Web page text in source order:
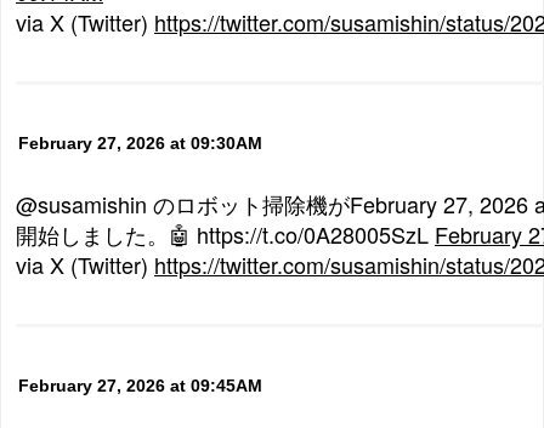
via X (Twitter) https://twitter.com/susamishin/status/
February 27, 2026 at 09:30AM
@susamishin のロボット掃除機がFebruary 27, 2026
開始しました。🤖 https://t.co/0A28005SzL February
via X (Twitter) https://twitter.com/susamishin/status/
February 27, 2026 at 09:45AM